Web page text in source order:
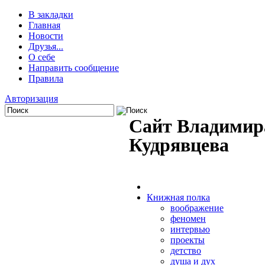
В закладки
Главная
Новости
Друзья...
О себе
Направить сообщение
Правила
Авторизация
Сайт
Кудрявцева
Книжная полка
воображение
феномен
интервью
проекты
детство
душа и дух